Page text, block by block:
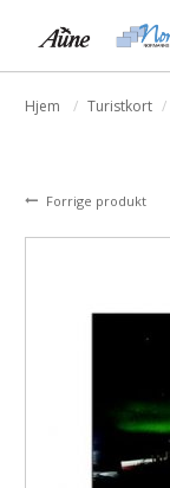
Hjem Turistkort
Forrige produkt